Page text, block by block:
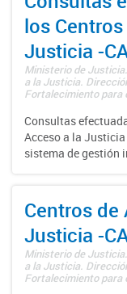
los
Justicia -
Ministerio de
a la Justicia.
Fortalecimiento para
Consultas
Acceso a la
sistema de gestión
Centros de
Justicia -
Ministerio de
a la Justicia.
Fortalecimiento para